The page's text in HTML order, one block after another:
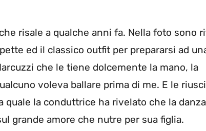
risale a qualche anni fa. Nella foto sono
ed il classico outfit per prepararsi ad
che le tiene dolcemente la mano, la
voleva ballare prima di me. E le
quale la conduttrice ha rivelato che la
grande amore che nutre per sua figlia.